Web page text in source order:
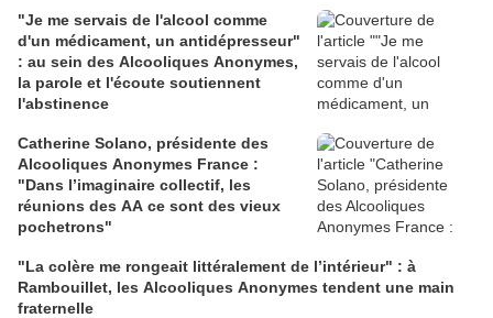
"Je me servais de l'alcool comme
d'un médicament, un antidépresseur"
: au sein des Alcooliques Anonymes,
la parole et l'écoute soutiennent
l'abstinence
Catherine Solano, présidente des
Alcooliques Anonymes France :
"Dans l’imaginaire collectif, les
réunions des AA ce sont des vieux
pochetrons"
"La colère me rongeait littéralement de l’intérieur" : à
Rambouillet, les Alcooliques Anonymes tendent une main
fraternelle